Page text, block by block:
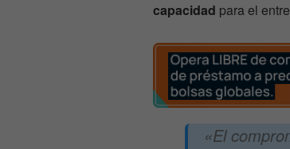
capacidad para el
«El